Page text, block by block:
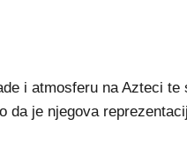
i atmosferu na Azteci te
da je njegova